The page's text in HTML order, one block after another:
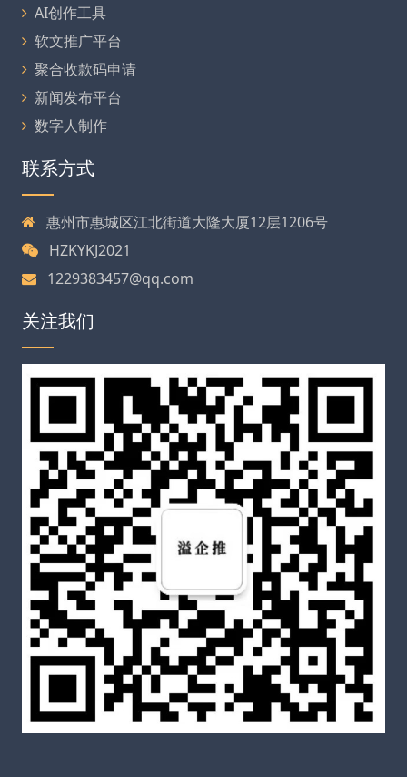
AI创作工具
软文推广平台
聚合收款码申请
新闻发布平台
数字人制作
联系方式
惠州市惠城区江北街道大隆大厦12层1206号
HZKYKJ2021
1229383457@qq.com
关注我们